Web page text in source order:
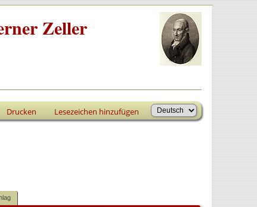
Zeller
Drucken Lesezeichen hinzufügen